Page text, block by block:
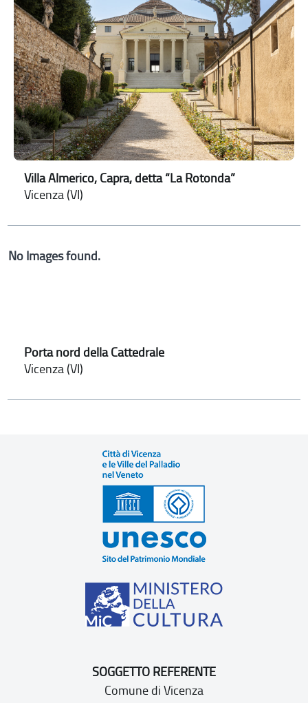
Villa Almerico, Capra, detta “La Rotonda”
Vicenza (VI)
No Images found.
Porta nord della Cattedrale
Vicenza (VI)
SOGGETTO REFERENTE
Comune di Vicenza